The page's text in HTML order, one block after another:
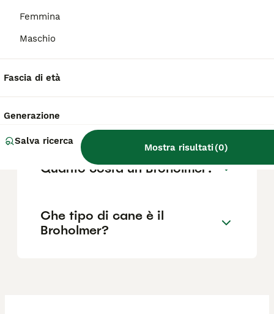
Femmina
Maschio
Fascia di età
Generazione
Salva ricerca
Mostra risultati(0)
Quali sono le dimensioni di
Broholmer?
Quanto costa un Broholmer?
Che tipo di cane è il
Broholmer?